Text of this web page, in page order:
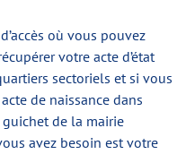
où vous pouvez
votre acte d’état
sectoriels et si vous
de naissance dans
de la mairie
avez besoin est votre